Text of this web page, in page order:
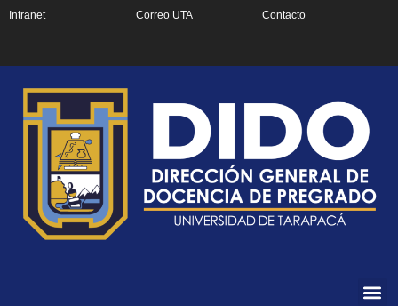
Intranet Correo UTA Contacto